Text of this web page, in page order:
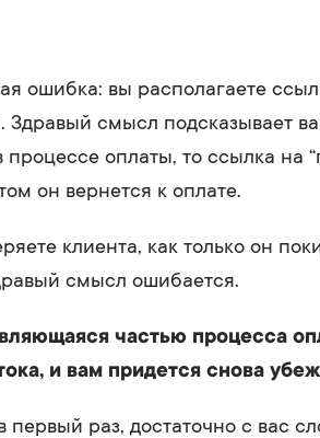
ошибка: вы располагаете
Здравый смысл подсказывает
оплаты, то ссылка на
он вернется к оплате.
клиента, как только он
смысл ошибается.
частью процесса
и вам придется снова
первый раз, достаточно с вас